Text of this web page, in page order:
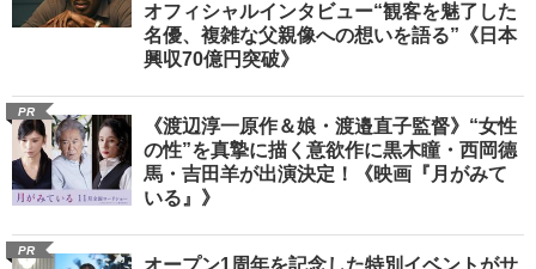
オフィシャルインタビュー“観客を魅了した
名優、複雑な父親像への想いを語る”《日本
興収70億円突破》
PR
《渡辺淳一原作＆娘・渡邉直子監督》“女性
の性”を真摯に描く意欲作に黒木瞳・西岡德
馬・吉田羊が出演決定！《映画『月がみて
いる』》
PR
オープン1周年を記念した特別イベントがサ